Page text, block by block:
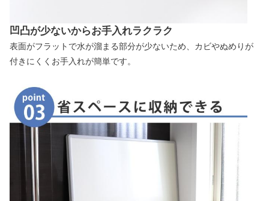
凹凸が少ないからお手入れラクラク
表面がフラットで水が溜まる部分が少ないため、カビやぬめりが
付きにくくお手入れが簡単です。